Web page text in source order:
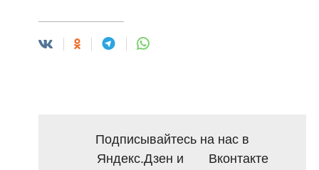
Подписывайтесь на нас в
Яндекс.Дзен и Вконтакте